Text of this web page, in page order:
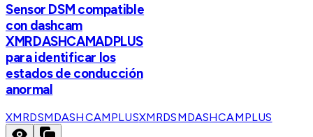
Sensor DSM compatible
con dashcam
XMRDASHCAMADPLUS
para identificar los
estados de conducción
anormal
XMRDSMDASHCAMPLUSXMRDSMDASHCAMPLUS